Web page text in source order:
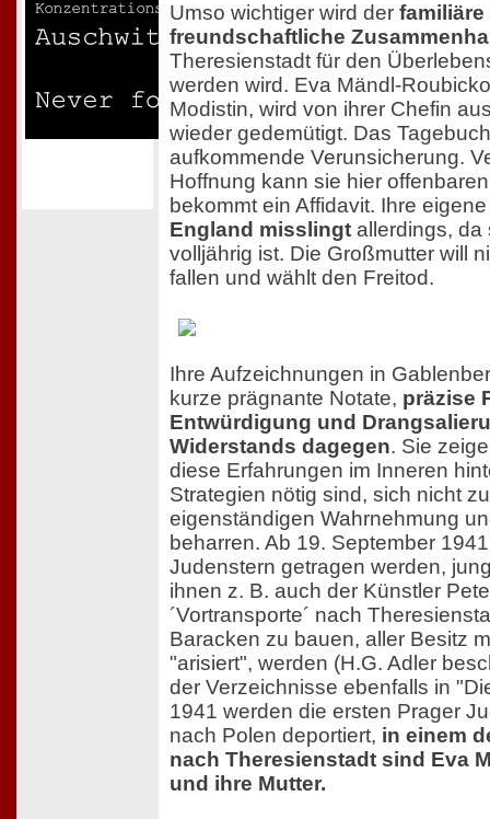
Umso wichtiger wird der familiäre
freundschaftliche
Theresienstadt für den
werden wird. Eva Mändl-
Modistin, wird von ihrer Chefin
wieder gedemütigt. Das
aufkommende Verunsicherung.
Hoffnung kann sie hier
bekommt ein Affidavit. Ihre
England misslingt allerdings, da
volljährig ist. Die Großmutter will
fallen und wählt den Freitod.
Ihre Aufzeichnungen in
kurze prägnante Notate, präzise
Entwürdigung und
Widerstands dagegen. Sie
diese Erfahrungen im Inneren
Strategien nötig sind, sich nicht
eigenständigen Wahrnehmung
beharren. Ab 19. September
Judenstern getragen werden,
ihnen z. B. auch der Künstler
´Vortransporte´ nach
Baracken zu bauen, aller Besitz
"arisiert", werden (H.G. Adler
der Verzeichnisse ebenfalls in
1941 werden die ersten Prager
nach Polen deportiert, in einem
nach Theresienstadt sind Eva
und ihre Mutter.